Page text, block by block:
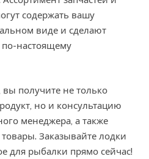
содержать вашу
виде и сделают
по-настоящему
вы получите не только
но и консультацию
менеджера, а также
Заказывайте лодки
для рыбалки прямо сейчас!